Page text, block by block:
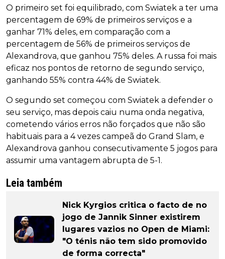
O primeiro set foi equilibrado, com Swiatek a ter uma
percentagem de 69% de primeiros serviços e a
ganhar 71% deles, em comparação com a
percentagem de 56% de primeiros serviços de
Alexandrova, que ganhou 75% deles. A russa foi mais
eficaz nos pontos de retorno de segundo serviço,
ganhando 55% contra 44% de Swiatek.
O segundo set começou com Swiatek a defender o
seu serviço, mas depois caiu numa onda negativa,
cometendo vários erros não forçados que não são
habituais para a 4 vezes campeã do Grand Slam, e
Alexandrova ganhou consecutivamente 5 jogos para
assumir uma vantagem abrupta de 5-1.
Leia também
Nick Kyrgios critica o facto de no
jogo de Jannik Sinner existirem
lugares vazios no Open de Miami:
"O ténis não tem sido promovido
de forma correcta"